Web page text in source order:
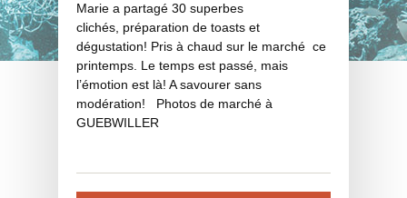
Marie a partagé 30 superbes
clichés, préparation de toasts et
dégustation! Pris à chaud sur le marché ce
printemps. Le temps est passé, mais
l’émotion est là! A savourer sans
modération! Photos de marché à
GUEBWILLER